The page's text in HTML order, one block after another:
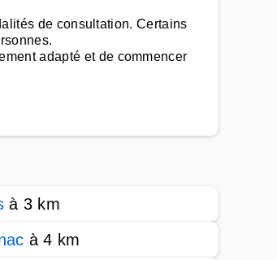
de consultation. Certains
adapté et de commencer
à 3 km
à 4 km